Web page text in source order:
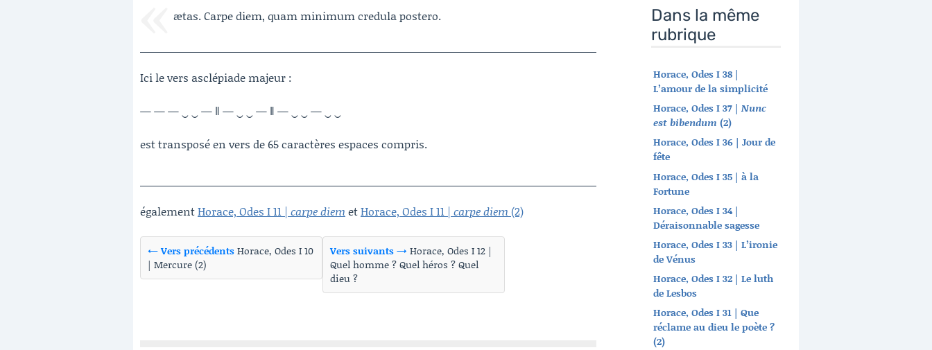
ætas. Carpe diem, quam minimum credula postero.
Ici le vers asclépiade majeur :
— — — ‿ ‿ — ‖ — ‿ ‿ — ‖ — ‿ ‿ — ‿ ‿
est transposé en vers de 65 caractères espaces compris.
égalementHorace, Odes I 11 | carpe diem etHorace, Odes I 11 | carpe diem (2)
← Vers précédentsHorace, Odes I 10
| Mercure (2)
Vers suivants → Horace, Odes I 12 |
Quel homme ? Quel héros ? Quel
dieu ?
Dans la même
rubrique
Horace, Odes I 38 |
L’amour de la simplicité
Horace, Odes I 37 | Nunc
est bibendum (2)
Horace, Odes I 36 | Jour de
fête
Horace, Odes I 35 | à la
Fortune
Horace, Odes I 34 |
Déraisonnable sagesse
Horace, Odes I 33 | L’ironie
de Vénus
Horace, Odes I 32 | Le luth
de Lesbos
Horace, Odes I 31 | Que
réclame au dieu le poète ?
(2)